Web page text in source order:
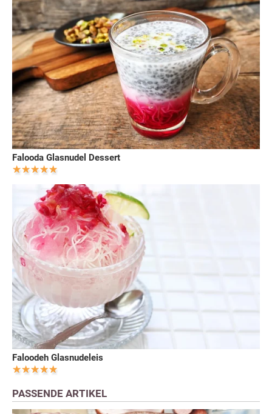
Falooda Glasnudel Dessert
Faloodeh Glasnudeleis
PASSENDE ARTIKEL